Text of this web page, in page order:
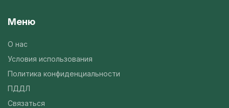
Меню
О нас
Условия использования
Политика конфиденциальности
ПДДЛ
Связаться